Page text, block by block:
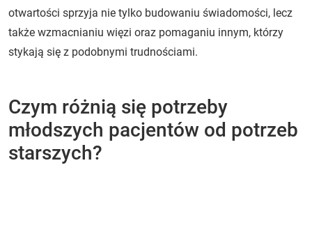
otwartości sprzyja nie tylko budowaniu świadomości, lecz
także wzmacnianiu więzi oraz pomaganiu innym, którzy
stykają się z podobnymi trudnościami.
Czym różnią się potrzeby
młodszych pacjentów od potrzeb
starszych?